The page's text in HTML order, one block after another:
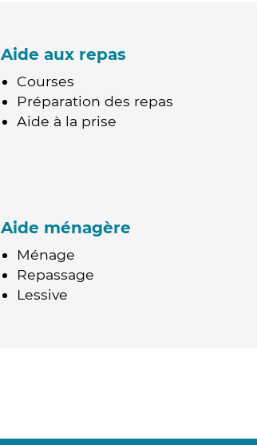
Aide aux repas
Courses
Préparation des repas
Aide à la prise
Aide ménagère
Ménage
Repassage
Lessive